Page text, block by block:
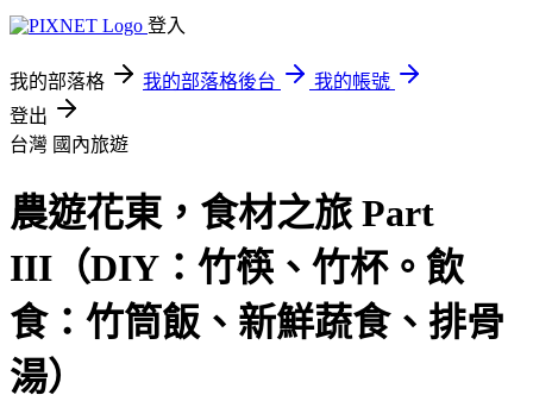
登入
我的部落格 我的部落格後台
我的帳號
登出
台灣 國內旅遊
農遊花東，食材之旅 Part
III（DIY：竹筷、竹杯。飲
食：竹筒飯、新鮮蔬食、排骨
湯）